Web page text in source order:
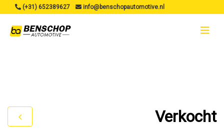
(+31) 652389627 info@benschopautomotive.nl
Verkocht